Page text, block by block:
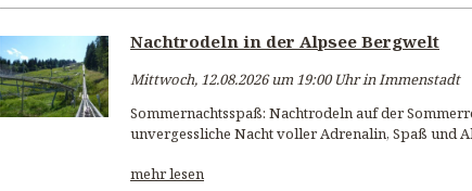
Nachtrodeln in der Alpsee Bergwelt
Mittwoch, 12.08.2026 um 19:00 Uhr in Immenstadt
Sommernachtsspaß: Nachtrodeln auf der
unvergessliche Nacht voller Adrenalin, Spaß und
mehr lesen